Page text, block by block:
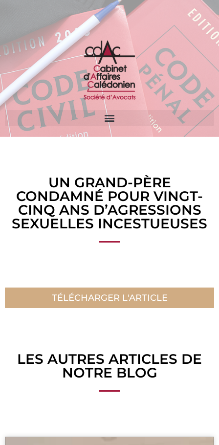
UN GRAND-PÈRE
CONDAMNÉ POUR VINGT-
CINQ ANS D’AGRESSIONS
SEXUELLES INCESTUEUSES
TÉLÉCHARGER L'ARTICLE
LES AUTRES ARTICLES DE
NOTRE BLOG